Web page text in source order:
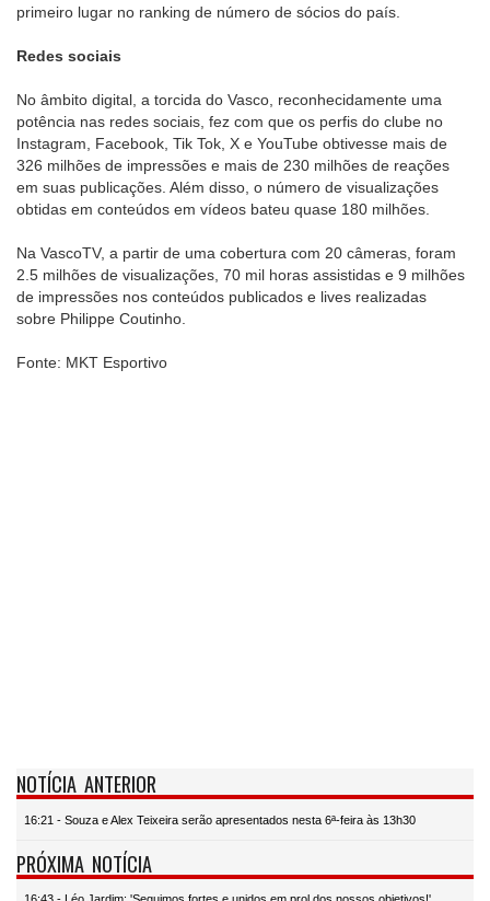
primeiro lugar no ranking de número de sócios do país.
Redes sociais
No âmbito digital, a torcida do Vasco, reconhecidamente uma
potência nas redes sociais, fez com que os perfis do clube no
Instagram, Facebook, Tik Tok, X e YouTube obtivesse mais de
326 milhões de impressões e mais de 230 milhões de reações
em suas publicações. Além disso, o número de visualizações
obtidas em conteúdos em vídeos bateu quase 180 milhões.
Na VascoTV, a partir de uma cobertura com 20 câmeras, foram
2.5 milhões de visualizações, 70 mil horas assistidas e 9 milhões
de impressões nos conteúdos publicados e lives realizadas
sobre Philippe Coutinho.
Fonte: MKT Esportivo
NOTÍCIA ANTERIOR
16:21 - Souza e Alex Teixeira serão apresentados nesta 6ª-feira às 13h30
PRÓXIMA NOTÍCIA